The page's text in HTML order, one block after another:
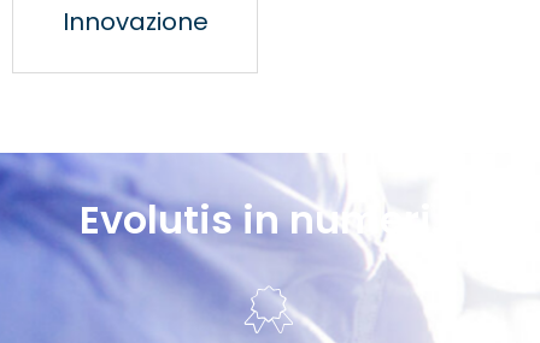
Innovazione
Evolutis in numeri...